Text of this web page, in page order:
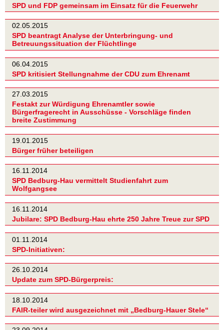
SPD und FDP gemeinsam im Einsatz für die Feuerwehr
02.05.2015
SPD beantragt Analyse der Unterbringung- und
Betreuungssituation der Flüchtlinge
06.04.2015
SPD kritisiert Stellungnahme der CDU zum Ehrenamt
27.03.2015
Festakt zur Würdigung Ehrenamtler sowie
Bürgerfragerecht in Ausschüsse - Vorschläge finden
breite Zustimmung
19.01.2015
Bürger früher beteiligen
16.11.2014
SPD Bedburg-Hau vermittelt Studienfahrt zum
Wolfgangsee
16.11.2014
Jubilare: SPD Bedburg-Hau ehrte 250 Jahre Treue zur SPD
01.11.2014
SPD-Initiativen:
26.10.2014
Update zum SPD-Bürgerpreis:
18.10.2014
FAIR-teiler wird ausgezeichnet mit „Bedburg-Hauer Stele“